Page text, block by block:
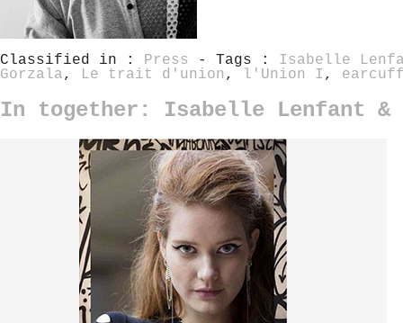
Classified in : Press - Tags : Isabelle
Gorzala, Le trait d'union , l'Union I ,
In together: Isabelle Lenfant &